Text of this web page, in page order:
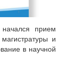
прием
и
в научной